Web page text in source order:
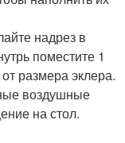
надрез в
поместите 1
размера эклера.
воздушные
на стол.